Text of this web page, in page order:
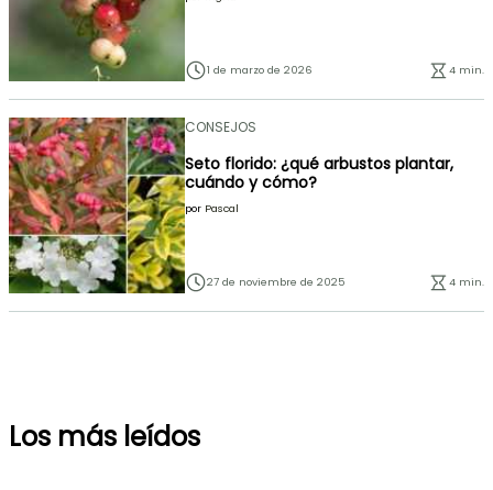
1 de marzo de 2026 4 min.
CONSEJOS
Seto florido: ¿qué arbustos plantar,
cuándo y cómo?
por Pascal
27 de noviembre de 2025 4 min.
Los más leídos